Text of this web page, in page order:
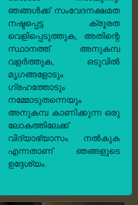
ഞങ്ങൾക്ക് സംവേദനക്ഷമത
നഷ്ടപ്പെട്ട ക്രൂരത
വെളിപ്പെടുത്തുക, അതിന്റെ
സ്ഥാനത്ത് അനുകമ്പ
വളർത്തുക, ഒടുവിൽ
മൃഗങ്ങളോടും
ഗ്രഹത്തോടും
നമ്മോടുതന്നെയും
അനുകമ്പ കാണിക്കുന്ന ഒരു
ലോകത്തിലേക്ക്
വിദ്യാഭ്യാസം നൽകുക
എന്നതാണ് ഞങ്ങളുടെ
ഉദ്ദേശ്യം.